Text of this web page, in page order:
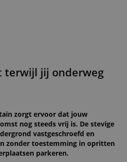
terwijl jij onderweg
zorgt ervoor dat jouw
nog steeds vrij is. De stevige
vastgeschroefd en
zonder toestemming in opritten
parkeren.